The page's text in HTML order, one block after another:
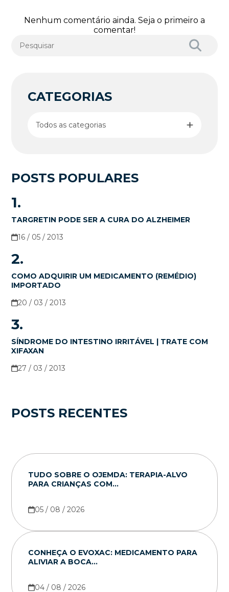
Nenhum comentário ainda. Seja o primeiro a
comentar!
CATEGORIAS
Todos as categorias
POSTS POPULARES
1.
TARGRETIN PODE SER A CURA DO ALZHEIMER
16 / 05 / 2013
2.
COMO ADQUIRIR UM MEDICAMENTO (REMÉDIO)
IMPORTADO
20 / 03 / 2013
3.
SÍNDROME DO INTESTINO IRRITÁVEL | TRATE COM
XIFAXAN
27 / 03 / 2013
POSTS RECENTES
TUDO SOBRE O OJEMDA: TERAPIA-ALVO
PARA CRIANÇAS COM...
05 / 08 / 2026
CONHEÇA O EVOXAC: MEDICAMENTO PARA
ALIVIAR A BOCA...
04 / 08 / 2026